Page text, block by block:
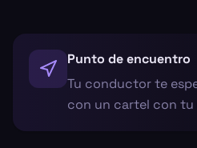
Punto de encuentro
Tu conductor te
con un cartel con tu